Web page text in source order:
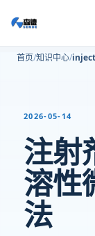
首页 知识中心
2026-05-14
注射
溶性
法